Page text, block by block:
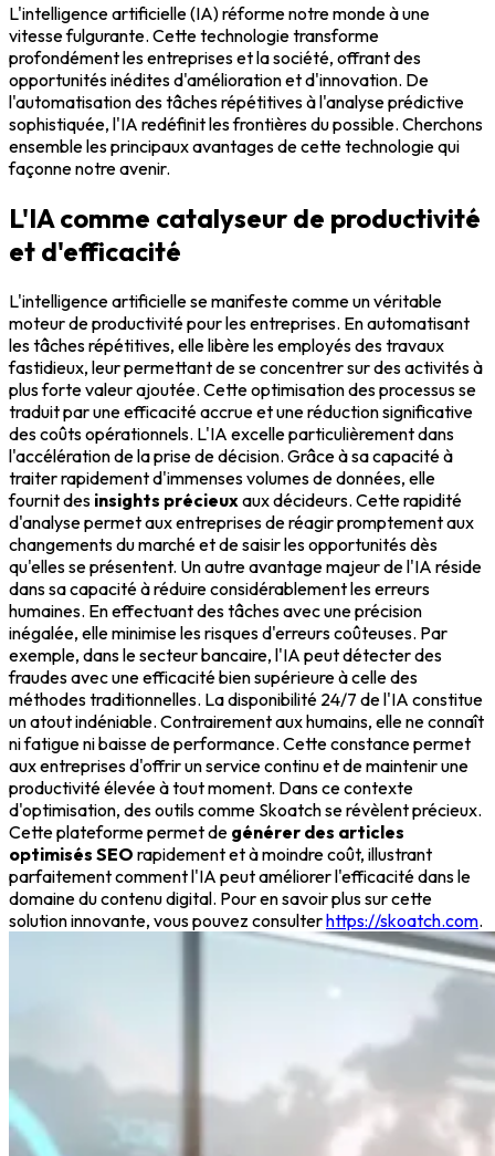
L'intelligence artificielle (IA) réforme notre monde à une
vitesse fulgurante. Cette technologie transforme
profondément les entreprises et la société, offrant des
opportunités inédites d'amélioration et d'innovation. De
l'automatisation des tâches répétitives à l'analyse prédictive
sophistiquée, l'IA redéfinit les frontières du possible. Cherchons
ensemble les principaux avantages de cette technologie qui
façonne notre avenir.
L'IA comme catalyseur de productivité
et d'efficacité
L'intelligence artificielle se manifeste comme un véritable
moteur de productivité pour les entreprises. En automatisant
les tâches répétitives, elle libère les employés des travaux
fastidieux, leur permettant de se concentrer sur des activités à
plus forte valeur ajoutée. Cette optimisation des processus se
traduit par une efficacité accrue et une réduction significative
des coûts opérationnels. L'IA excelle particulièrement dans
l'accélération de la prise de décision. Grâce à sa capacité à
traiter rapidement d'immenses volumes de données, elle
fournit des insights précieuxaux décideurs. Cette rapidité
d'analyse permet aux entreprises de réagir promptement aux
changements du marché et de saisir les opportunités dès
qu'elles se présentent. Un autre avantage majeur de l'IA réside
dans sa capacité à réduire considérablement les erreurs
humaines. En effectuant des tâches avec une précision
inégalée, elle minimise les risques d'erreurs coûteuses. Par
exemple, dans le secteur bancaire, l'IA peut détecter des
fraudes avec une efficacité bien supérieure à celle des
méthodes traditionnelles. La disponibilité 24/7 de l'IA constitue
un atout indéniable. Contrairement aux humains, elle ne connaît
ni fatigue ni baisse de performance. Cette constance permet
aux entreprises d'offrir un service continu et de maintenir une
productivité élevée à tout moment. Dans ce contexte
d'optimisation, des outils comme Skoatch se révèlent précieux.
Cette plateforme permet de générer des articles
optimisés SEO rapidement et à moindre coût, illustrant
parfaitement comment l'IA peut améliorer l'efficacité dans le
domaine du contenu digital. Pour en savoir plus sur cette
solution innovante, vous pouvez consulterhttps://skoatch.com.